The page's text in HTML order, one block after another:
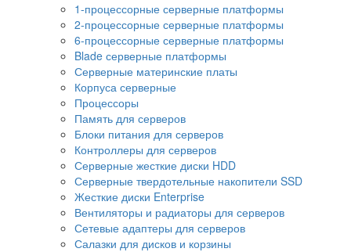
1-процессорные серверные платформы
2-процессорные серверные платформы
6-процессорные серверные платформы
Blade серверные платформы
Серверные материнские платы
Корпуса серверные
Процессоры
Память для серверов
Блоки питания для серверов
Контроллеры для серверов
Серверные жесткие диски HDD
Серверные твердотельные накопители SSD
Жесткие диски Enterprise
Вентиляторы и радиаторы для серверов
Сетевые адаптеры для серверов
Салазки для дисков и корзины